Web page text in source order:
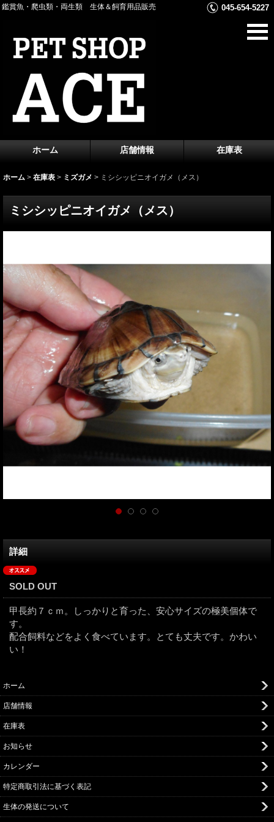
鑑賞魚・爬虫類・両生類 生体＆飼育用品販売 045-654-5227
ホーム 店舗情報 在庫表
ホーム > 在庫表 > ミズガメ > ミシシッピニオイガメ（メス）
ミシシッピニオイガメ（メス）
詳細
SOLD OUT
甲長約７ｃｍ。しっかりと育った、安心サイズの極美個体で
す。
配合飼料などをよく食べています。とても丈夫です。かわい
い！
ホーム
店舗情報
在庫表
お知らせ
カレンダー
特定商取引法に基づく表記
生体の発送について